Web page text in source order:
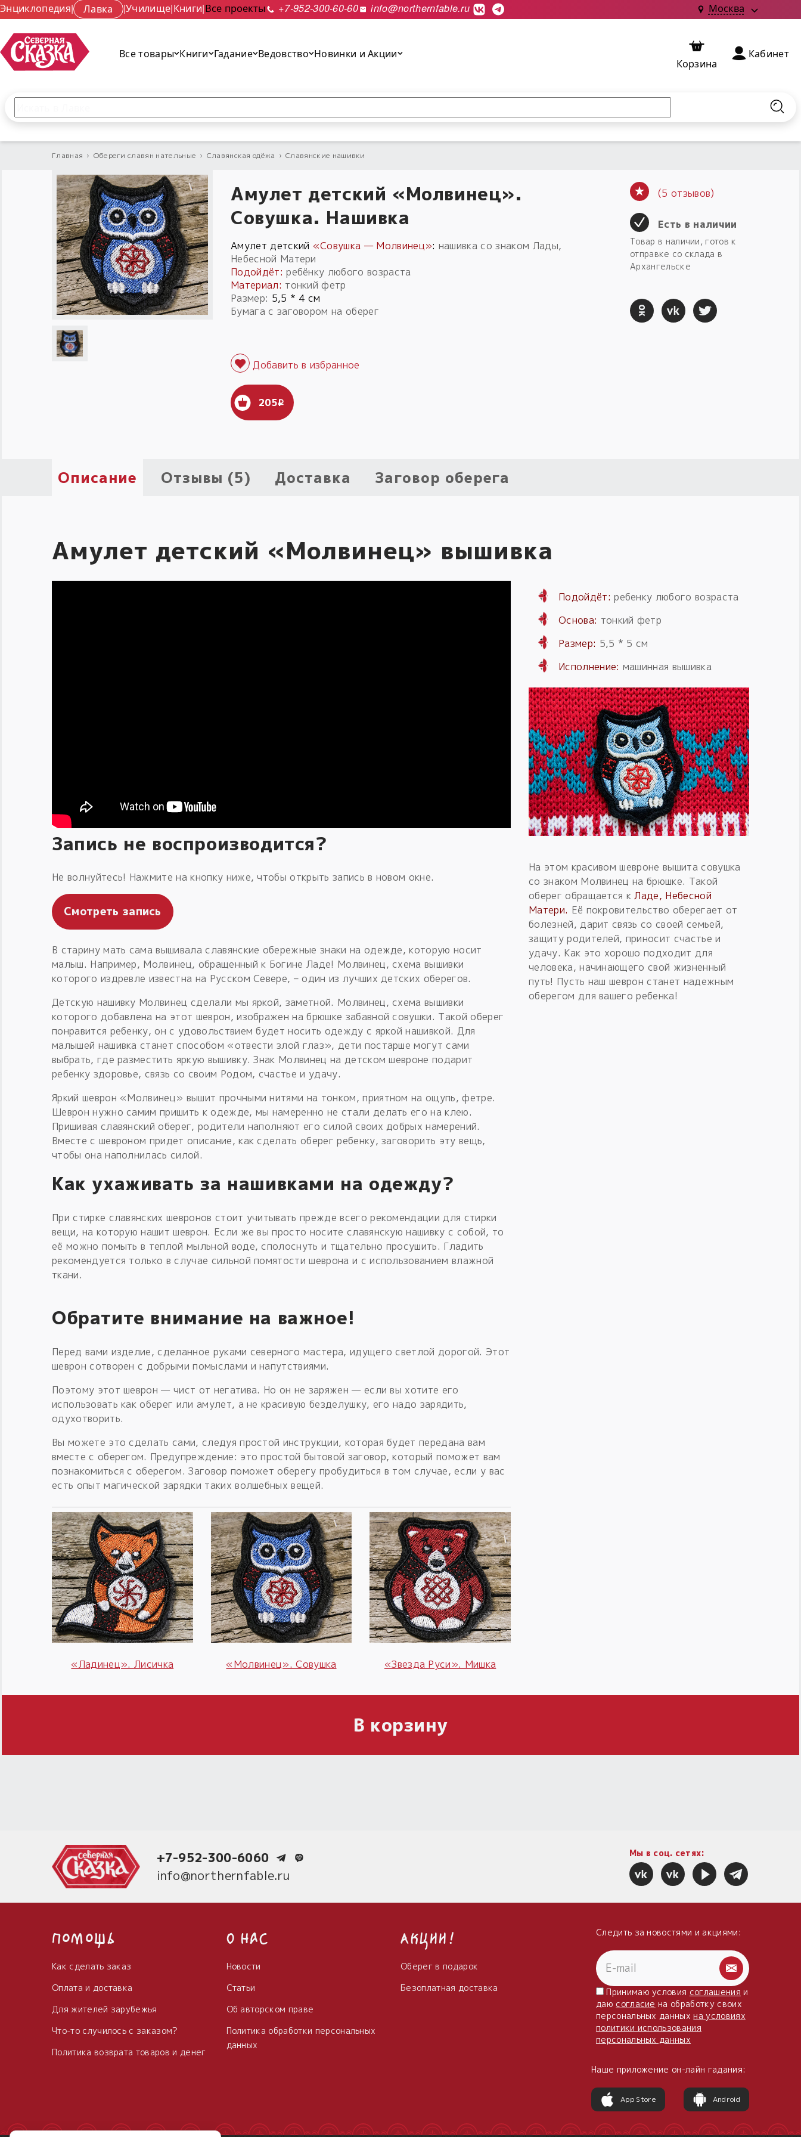
Энциклопедия| Лавка |Училище|Книги|Все проекты +7-952-300-60-60 info@northernfable.ru Москва
Все товары Книги Гадание Ведовство Новинки и Акции
Корзина
Кабинет
Главная › Обереги славян нательные › Славянская одёжа › Славянские нашивки
Амулет детский «Молвинец».
Совушка. Нашивка
Амулет детский «Совушка — Молвинец»: нашивка со знаком Лады,
Небесной Матери
Подойдёт:ребёнку любого возраста
Материал: тонкий фетр
Размер: 5,5 * 4 см
Бумага с заговором на оберег
205i
(5 отзывов)
Есть в наличии
Товар в наличии, готов к
отправке со склада в
Архангельске
Описание Отзывы (5) Доставка Заговор оберега
Амулет детский «Молвинец» вышивка
Запись не воспроизводится?
Не волнуйтесь! Нажмите на кнопку ниже, чтобы открыть запись в новом окне.
Смотреть запись
В старину мать сама вышивала славянские обережные знаки на одежде, которую носит
малыш. Например, Молвинец, обращенный к Богине Ладе! Молвинец, схема вышивки
которого издревле известна на Русском Севере, – один из лучших детских оберегов.
Детскую нашивку Молвинец сделали мы яркой, заметной. Молвинец, схема вышивки
которого добавлена на этот шеврон, изображен на брюшке забавной совушки. Такой оберег
понравится ребенку, он с удовольствием будет носить одежду с яркой нашивкой. Для
малышей нашивка станет способом «отвести злой глаз», дети постарше могут сами
выбрать, где разместить яркую вышивку. Знак Молвинец на детском шевроне подарит
ребенку здоровье, связь со своим Родом, счастье и удачу.
Яркий шеврон «Молвинец» вышит прочными нитями на тонком, приятном на ощупь, фетре.
Шеврон нужно самим пришить к одежде, мы намеренно не стали делать его на клею.
Пришивая славянский оберег, родители наполняют его силой своих добрых намерений.
Вместе с шевроном придет описание, как сделать оберег ребенку, заговорить эту вещь,
чтобы она наполнилась силой.
Как ухаживать за нашивками на одежду?
При стирке славянских шевронов стоит учитывать прежде всего рекомендации для стирки
вещи, на которую нашит шеврон. Если же вы просто носите славянскую нашивку с собой, то
её можно помыть в теплой мыльной воде, сполоснуть и тщательно просушить. Гладить
рекомендуется только в случае сильной помятости шеврона и с использованием влажной
ткани.
Обратите внимание на важное!
Перед вами изделие, сделанное руками северного мастера, идущего светлой дорогой. Этот
шеврон сотворен с добрыми помыслами и напутствиями.
Поэтому этот шеврон — чист от негатива. Но он не заряжен — если вы хотите его
использовать как оберег или амулет, а не красивую безделушку, его надо зарядить,
одухотворить.
Вы можете это сделать сами, следуя простой инструкции, которая будет передана вам
вместе с оберегом. Предупреждение: это простой бытовой заговор, который поможет вам
познакомиться с оберегом. Заговор поможет оберегу пробудиться в том случае, если у вас
есть опыт магической зарядки таких волшебных вещей.
«Ладинец». Лисичка «Молвинец». Совушка «Звезда Руси». Мишка
Подойдёт: ребенку любого возраста
Основа: тонкий фетр
Размер: 5,5 * 5 см
Исполнение: машинная вышивка
На этом красивом шевроне вышита совушка
со знаком Молвинец на брюшке. Такой
оберег обращается кЛаде, Небесной
Матери. Её покровительство оберегает от
болезней, дарит связь со своей семьей,
защиту родителей, приносит счастье и
удачу. Как это хорошо подходит для
человека, начинающего свой жизненный
путь! Пусть наш шеврон станет надежным
оберегом для вашего ребенка!
В корзину
+7-952-300-6060
info@northernfable.ru
Мы в соц. сетях:
Помощь
Как сделать заказ
Оплата и доставка
Для жителей зарубежья
Что-то случилось с заказом?
Политика возврата товаров и денег
О нас
Новости
Статьи
Об авторском праве
Политика обработки персональных
данных
Акции!
Оберег в подарок
Безоплатная доставка
Следить за новостями и акциями:
Принимаю условия соглашения и
даю согласие на обработку своих
персональных данныхна условиях
политики использования
персональных данных
Наше приложение он-лайн гадания:
App Store Android